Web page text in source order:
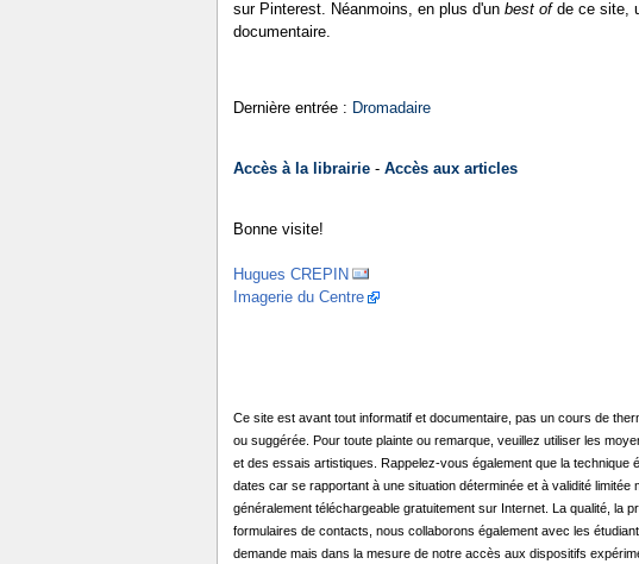
sur Pinterest. Néanmoins, en plus d'un best ofde ce site,
documentaire.
Dernière entrée : Dromadaire
Accès à la librairie - Accès aux articles
Bonne visite!
Hugues CREPIN
Imagerie du Centre
Ce site est avant tout informatif et documentaire, pas un cours de
ou suggérée. Pour toute plainte ou remarque, veuillez utiliser les
et des essais artistiques. Rappelez-vous également que la
dates car se rapportant à une situation déterminée et à validité
généralement téléchargeable gratuitement sur Internet. La qualité, la
formulaires de contacts, nous collaborons également avec les
demande mais dans la mesure de notre accès aux dispositifs